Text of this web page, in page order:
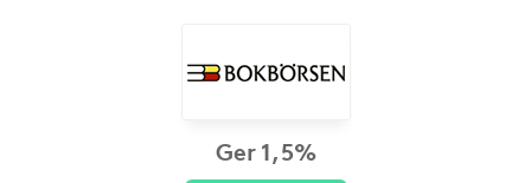
Ger 1,5%